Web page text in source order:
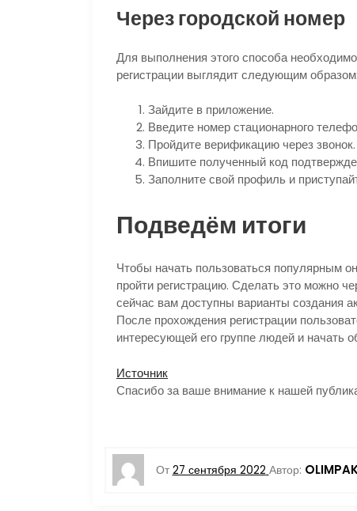
Через городской номер
Для выполнения этого способа
регистрации выглядит следующим образом:
Зайдите в приложение.
Введите номер стационарного
Пройдите верификацию через звонок.
Впишите полученный код
Заполните свой профиль и
Подведём итоги
Чтобы начать пользоваться популярным
пройти регистрацию. Сделать это можно
сейчас вам доступны варианты создания
После прохождения регистрации
интересующей его группе людей и начать
Источник
Спасибо за ваше внимание к нашей
От 27 сентября 2022 Автор: